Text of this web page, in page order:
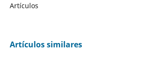
Artículos
Artículos similares